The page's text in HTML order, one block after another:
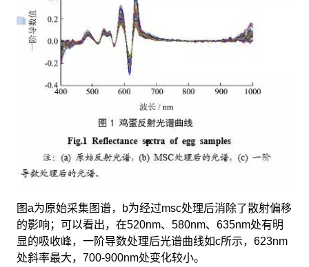
图a为原始采集图谱，b为经过msc处理后消除了散射偏移
的影响；可以看出，在520nm、580nm、635nm处有明
显的吸收峰，一阶导数处理后光谱曲线如c所示，623nm
处斜率最大，700-900nm处变化较小。